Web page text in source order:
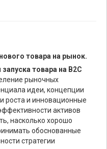
товара на рынок.
товара на В2С
рыночных
идеи, концепции
роста и инновационные
активов
насколько хорошо
обоснованные
стратегии